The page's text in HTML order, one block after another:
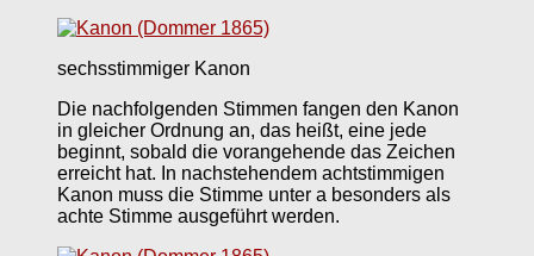
sechsstimmiger Kanon
Die nachfolgenden Stimmen fangen den Kanon
in gleicher Ordnung an, das heißt, eine jede
beginnt, sobald die vorangehende das Zeichen
erreicht hat. In nachstehendem achtstimmigen
Kanon muss die Stimme unter a besonders als
achte Stimme ausgeführt werden.